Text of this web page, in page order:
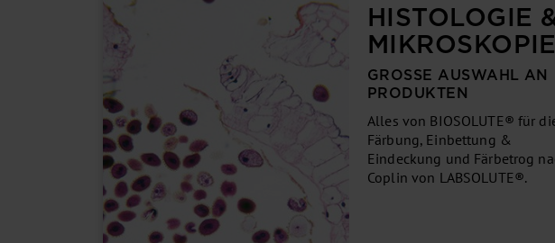
HISTOLOGIE
MIKROSKOPIE
GROSSE AUSWAHL AN P
RODUKTEN
Alles von BIOSOLUTE® für
Färbung, Einbettung &
Eindeckung und Färbetrog
Coplin von LABSOLUTE®.